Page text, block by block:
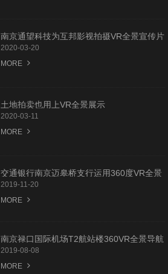
南京通望科技为互邦影视拍摄VR全景宣传片
2020-03-20
MORE
土地拍卖也用上VR全景展示
2020-03-11
MORE
交通银行南京迈皋桥支行运用360度VR全景
新技术，创新客户服务新体验
2019-11-20
MORE
南京禄口国际机场T2航站楼360VR全景导航
上线应用
2019-08-08
MORE